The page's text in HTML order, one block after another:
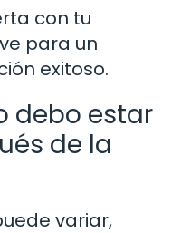
con tu
para un
exitoso.
debo estar
de la
variar,